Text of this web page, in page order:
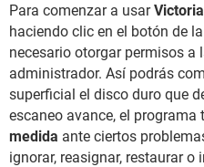
Para comenzar a usar
haciendo clic en el botón de
necesario otorgar permisos a
administrador. Así podrás
superficial el disco duro que
escaneo avance, el programa
medida ante ciertos
ignorar, reasignar, restaurar o